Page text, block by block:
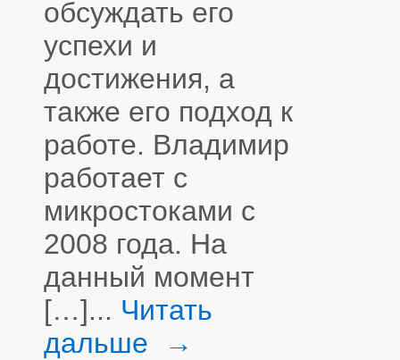
обсуждать его
успехи и
достижения, а
также его подход к
работе. Владимир
работает с
микростоками с
2008 года. На
данный момент
[…]... Читать
дальше →